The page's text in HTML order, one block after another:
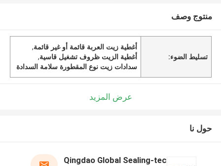
منتوج وصف
تسليط الضوء:
أغطية زيت العربة قائمة أو غير قائمة,
أغطية الزيت ظروف تشغيل قاسية,
سدادات زيت نوع المقطورة سلامة السدادة
عرض المزيد
حول نا
Qingdao Global Sealing-tec